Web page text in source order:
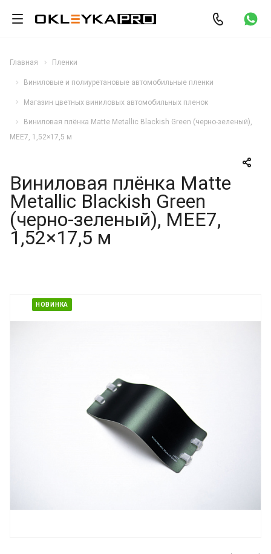
Главная Пленки
Виниловые и полиуретановые автомобильные пленки
Магазин цветных виниловых автомобильных пленок
Виниловая плёнка Matte Metallic Blackish Green (черно-зеленый),
MEE7, 1,52×17,5 м
Виниловая плёнка Matte
Metallic Blackish Green
(черно-зеленый), MEE7,
1,52×17,5 м
НОВИНКА